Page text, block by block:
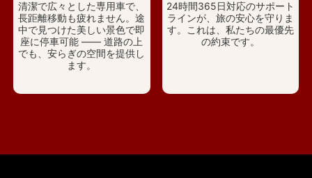
清潔で広々とした専用車で、
長距離移動も疲れません。途
中で見つけた美しい景色で即
座に停車可能 —— 道路の上
でも、安らぎの空間を提供し
ます。
24時間365日対応のサポート
ラインが、旅の安心を守りま
す。これは、私たちの最優先
の約束です。